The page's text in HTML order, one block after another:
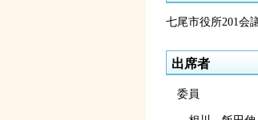
七尾市役所201会
出席者
委員